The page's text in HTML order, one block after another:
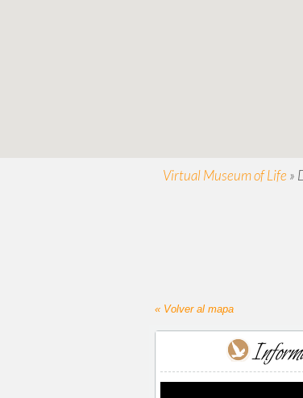
Virtual Museum of Life »
« Volver al mapa